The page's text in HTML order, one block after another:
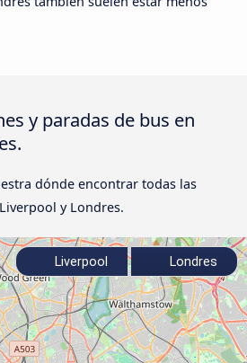
y paradas de bus en
dónde encontrar todas las
y Londres.
Liverpool Londres